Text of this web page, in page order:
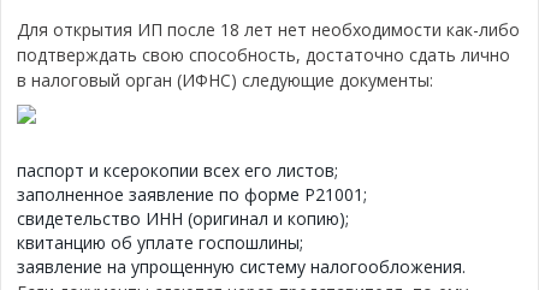
Для открытия ИП после 18 лет нет необходимости как-либо
подтверждать свою способность, достаточно сдать лично
в налоговый орган (ИФНС) следующие документы:
паспорт и ксерокопии всех его листов;
заполненное заявление по форме Р21001;
свидетельство ИНН (оригинал и копию);
квитанцию об уплате госпошлины;
заявление на упрощенную систему налогообложения.